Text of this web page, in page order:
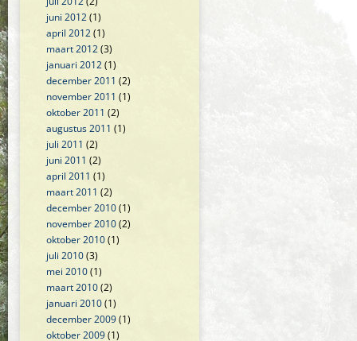
juni 2012(1)
april 2012(1)
maart 2012(3)
januari 2012(1)
december 2011 (2)
november 2011 (1)
oktober 2011 (2)
augustus 2011 (1)
juli 2011 (2)
juni 2011 (2)
april 2011 (1)
maart 2011 (2)
december 2010(1)
november 2010(2)
oktober 2010(1)
juli 2010(3)
mei 2010(1)
maart 2010(2)
januari 2010(1)
december 2009(1)
oktober 2009(1)